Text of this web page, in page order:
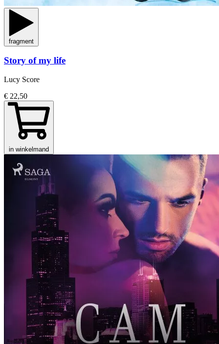
fragment
Story of my life
Lucy Score
€ 22,50
in winkelmand